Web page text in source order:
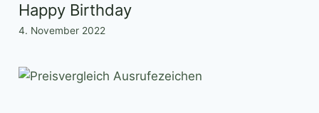
Happy Birthday
4. November 2022